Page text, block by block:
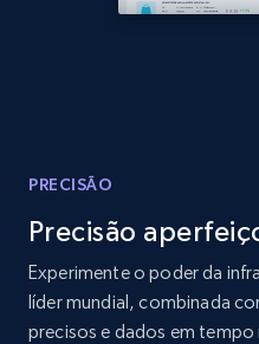
more.
2.1K+ 375+
PRECISÃO
Precisão
Experimente o poder da
líder mundial, combinada
precisos e dados em